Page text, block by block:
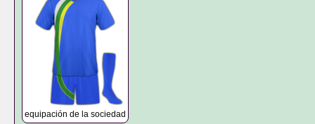
equipación de la sociedad